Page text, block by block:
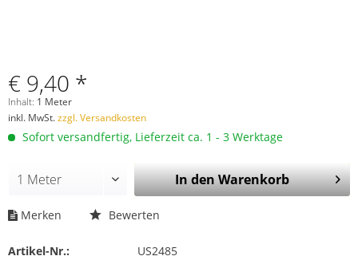
€ 9,40 *
Inhalt: 1 Meter
inkl. MwSt.zzgl. Versandkosten
Sofort versandfertig, Lieferzeit ca. 1 - 3 Werktage
In denWarenkorb
Merken Bewerten
Artikel-Nr.: US2485